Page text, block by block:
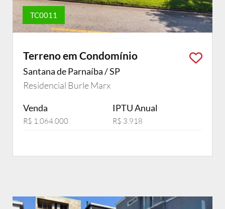
TC0011
Terreno em Condomínio
Santana de Parnaíba / SP
Residencial Burle Marx
Venda
R$ 1.064.000
IPTU Anual
R$ 3.918